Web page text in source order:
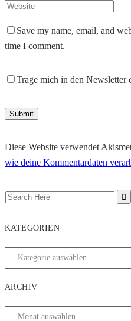
Save my name, email, and
time I comment.
Trage mich in den Newsletter
Diese Website verwendet
wie deine Kommentardaten
KATEGORIEN
ARCHIV